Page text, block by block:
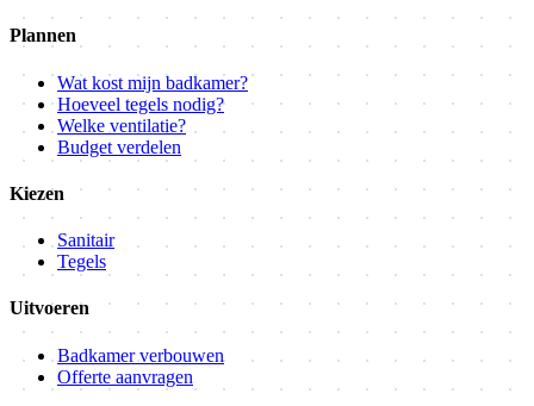
Plannen
Wat kost mijn badkamer?
Hoeveel tegels nodig?
Welke ventilatie?
Budget verdelen
Kiezen
Sanitair
Tegels
Uitvoeren
Badkamer verbouwen
Offerte aanvragen